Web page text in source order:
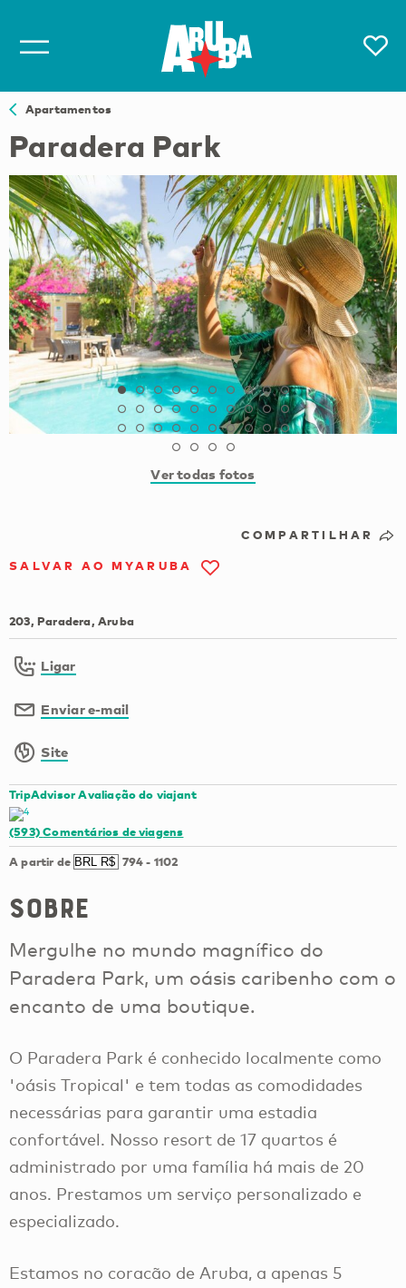
Apartamentos
Paradera Park
Ver todas fotos
COMPARTILHAR
SALVAR AO MYARUBA
203, Paradera, Aruba
Ligar
Enviar e-mail
Site
TripAdvisor Avaliação do viajant
(593)Comentários de viagens
A partir de 794- 1102
Sobre
Mergulhe no mundo magnífico do
Paradera Park, um oásis caribenho com o
encanto de uma boutique.
O Paradera Park é conhecido localmente como
'oásis Tropical' e tem todas as comodidades
necessárias para garantir uma estadia
confortável. Nosso resort de 17 quartos é
administrado por uma família há mais de 20
anos. Prestamos um serviço personalizado e
especializado.
Estamos no coracão de Aruba, a apenas 5